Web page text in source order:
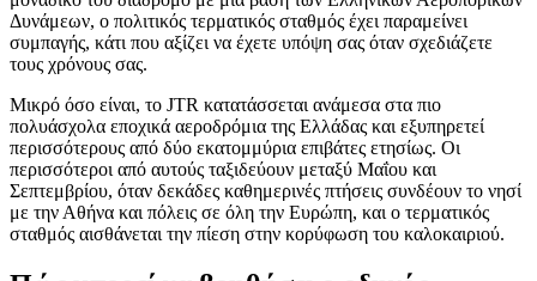
Δυνάμεων, ο πολιτικός τερματικός σταθμός έχει παραμείνει
συμπαγής, κάτι που αξίζει να έχετε υπόψη σας όταν σχεδιάζετε
τους χρόνους σας.
Μικρό όσο είναι, το JTR κατατάσσεται ανάμεσα στα πιο
πολυάσχολα εποχικά αεροδρόμια της Ελλάδας και εξυπηρετεί
περισσότερους από δύο εκατομμύρια επιβάτες ετησίως. Οι
περισσότεροι από αυτούς ταξιδεύουν μεταξύ Μαΐου και
Σεπτεμβρίου, όταν δεκάδες καθημερινές πτήσεις συνδέουν το νησί
με την Αθήνα και πόλεις σε όλη την Ευρώπη, και ο τερματικός
σταθμός αισθάνεται την πίεση στην κορύφωση του καλοκαιριού.